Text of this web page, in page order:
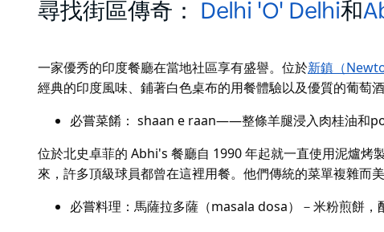
尋找街區傳奇： Delhi 'O' Delhi和
一家優秀的印度餐廳在當地社區享有盛譽。位於新鎮（
經典的印度風味、鋪著白色桌布的用餐體驗以及優質的葡萄
必嘗菜餚： shaan e raan——整條羊腿浸入肉桂油和
位於北史卓菲的 Abhi's 餐廳自 1990 年起就一直使用泥爐烤
來，許多頂級球員都曾在這裡用餐。他們傳統的菜單複雜而
必嘗料理：馬薩拉多薩（masala dosa）－米粉煎餅，